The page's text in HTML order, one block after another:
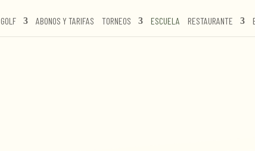
GOLF ABONOS Y TARIFAS TORNEOS ESCUELA RESTAURANTE